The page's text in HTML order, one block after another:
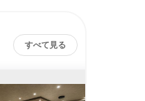
すべて見る